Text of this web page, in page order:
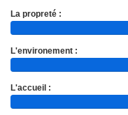
La propreté :
L'environement :
L'accueil :